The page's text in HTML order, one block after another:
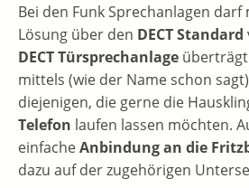
Bei den Funk Sprechanlagen
Lösung über den DECT Standard
DECT Türsprechanlage
mittels (wie der Name schon
diejenigen, die gerne die
Telefon laufen lassen möchten.
einfacheAnbindung an die
dazu auf der zugehörigen